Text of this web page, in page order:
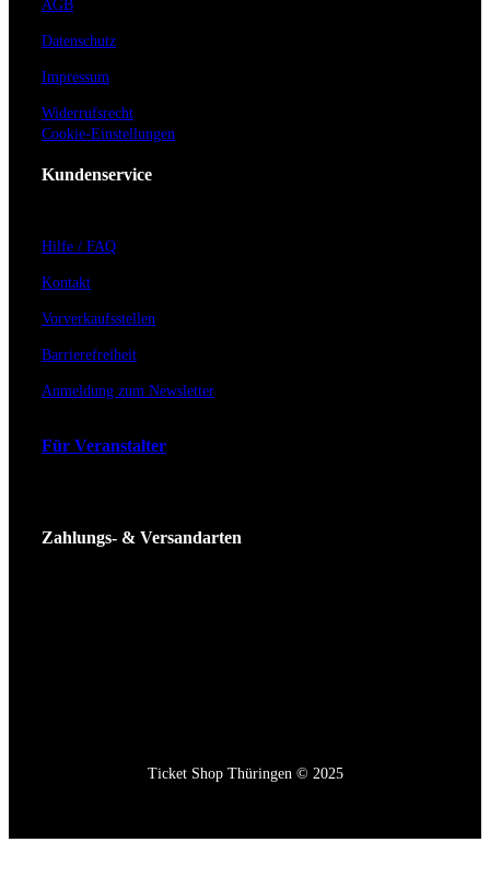
AGB
Datenschutz
Impressum
Widerrufsrecht
Cookie-Einstellungen
Kundenservice
Hilfe / FAQ
Kontakt
Vorverkaufsstellen
Barrierefreiheit
Anmeldung zum Newsletter
Für Veranstalter
Zahlungs- & Versandarten
Ticket Shop Thüringen © 2025